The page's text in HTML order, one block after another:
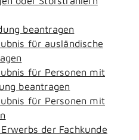
beantragen
für ausländische
für Personen mit
beantragen
für Personen mit
der Fachkunde